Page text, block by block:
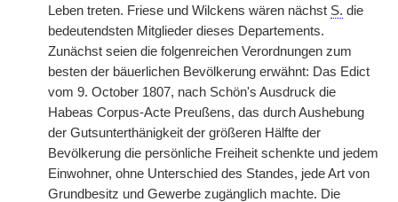
Leben treten. Friese und Wilckens wären nächst S. die
bedeutendsten Mitglieder dieses Departements.
Zunächst seien die folgenreichen Verordnungen zum
besten der bäuerlichen Bevölkerung erwähnt: Das Edict
vom 9. October 1807, nach Schön's Ausdruck die
Habeas Corpus-Acte Preußens, das durch Aushebung
der Gutsunterthänigkeit der größeren Hälfte der
Bevölkerung die persönliche Freiheit schenkte und jedem
Einwohner, ohne Unterschied des Standes, jede Art von
Grundbesitz und Gewerbe zugänglich machte. Die